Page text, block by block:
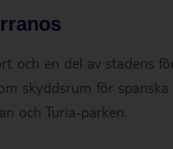
och en del av stadens
skyddsrum för
och Turia-parken.